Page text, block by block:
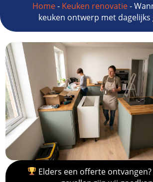
Home- Keuken renovatie-
keuken ontwerp met dagelijks
Elders een offerte ontvangen?